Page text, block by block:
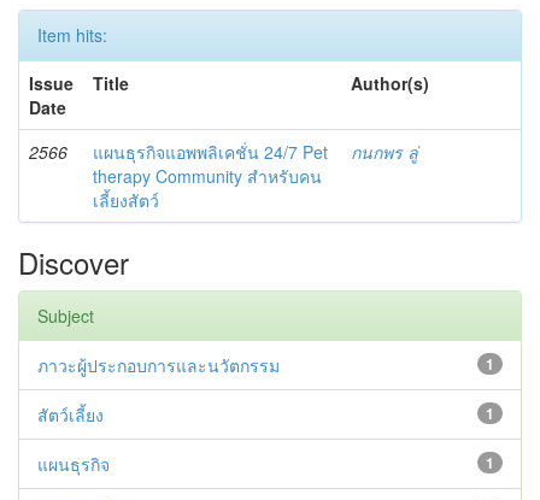
Item hits:
Issue
Date
Title Author(s)
2566
แผนธุรกิจแอพพลิเคชั่น 24/7 Pet
therapy Community สำหรับคน
เลี้ยงสัตว์
กนกพร ลู่
Discover
Subject
1
ภาวะผู้ประกอบการและนวัตกรรม
1
สัตว์เลี้ยง
1
แผนธุรกิจ